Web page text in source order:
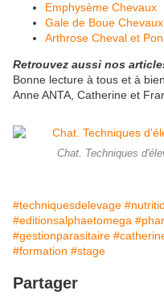
Emphysème Chevaux
Gale de Boue Chevaux
Arthrose Cheval et
Retrouvez aussi nos
Bonne lecture à tous et à
Anne ANTA, Catherine et
Chat. Techniques
#techniquesdelevage
#editionsalphaetomega
#gestionparasitaire
#formation #stage
Partager